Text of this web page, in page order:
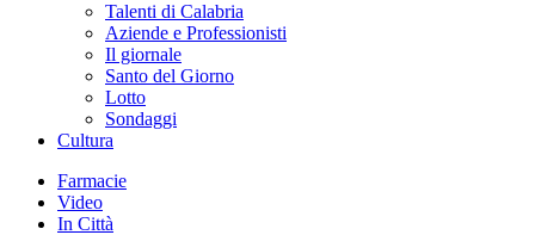
Talenti di Calabria
Aziende e Professionisti
Il giornale
Santo del Giorno
Lotto
Sondaggi
Cultura
Farmacie
Video
In Città